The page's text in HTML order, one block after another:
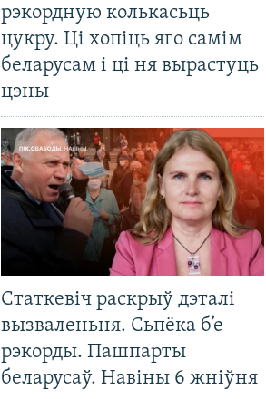
рэкордную колькасьць
цукру. Ці хопіць яго самім
беларусам і ці ня вырастуць
цэны
Статкевіч раскрыў дэталі
вызваленьня. Сьпёка б’е
рэкорды. Пашпарты
беларусаў. Навіны 6 жніўня